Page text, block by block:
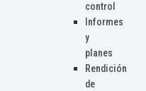
control
Informes
y
planes
Rendición
de